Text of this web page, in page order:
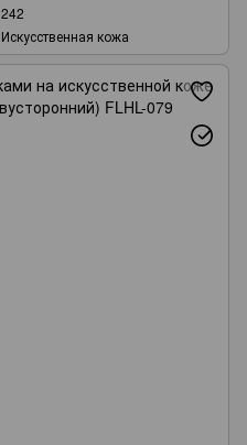
242
Искусственная кожа